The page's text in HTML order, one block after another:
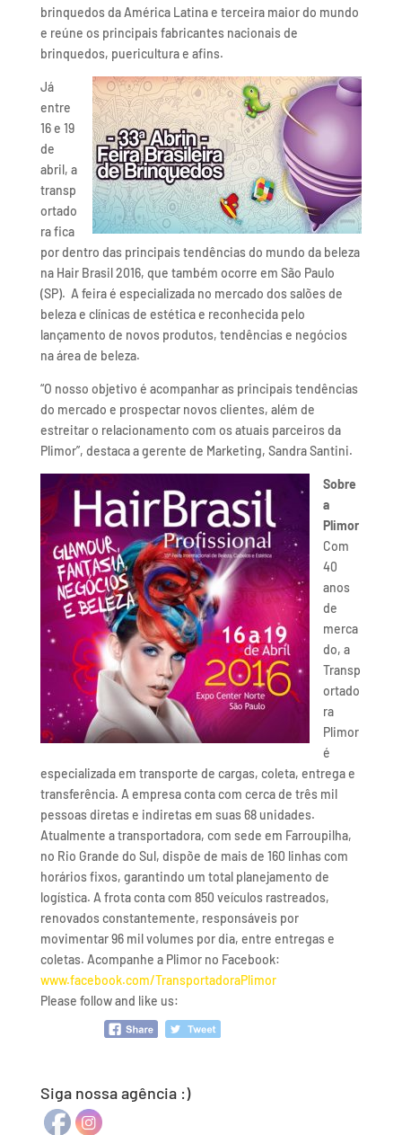
brinquedos da América Latina e terceira maior do mundo
e reúne os principais fabricantes nacionais de
brinquedos, puericultura e afins.
Já
entre
16 e 19
de
abril, a
transp
ortado
ra fica
por dentro das principais tendências do mundo da beleza
na Hair Brasil 2016, que também ocorre em São Paulo
(SP). A feira é especializada no mercado dos salões de
beleza e clínicas de estética e reconhecida pelo
lançamento de novos produtos, tendências e negócios
na área de beleza.
“O nosso objetivo é acompanhar as principais tendências
do mercado e prospectar novos clientes, além de
estreitar o relacionamento com os atuais parceiros da
Plimor”, destaca a gerente de Marketing, Sandra Santini.
Sobre
a
Plimor
Com
40
anos
de
merca
do, a
Transp
ortado
ra
Plimor
é
especializada em transporte de cargas, coleta, entrega e
transferência. A empresa conta com cerca de três mil
pessoas diretas e indiretas em suas 68 unidades.
Atualmente a transportadora, com sede em Farroupilha,
no Rio Grande do Sul, dispõe de mais de 160 linhas com
horários fixos, garantindo um total planejamento de
logística. A frota conta com 850 veículos rastreados,
renovados constantemente, responsáveis por
movimentar 96 mil volumes por dia, entre entregas e
coletas. Acompanhe a Plimor no Facebook:
www.facebook.com/TransportadoraPlimor
Please follow and like us:
Siga nossa agência :)